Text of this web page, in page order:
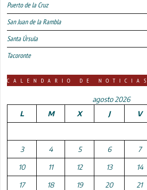
Puerto de la Cruz
San Juan de la Rambla
Santa Úrsula
Tacoronte
CALENDARIO DE NOTICIAS
agosto 2026
L
M X J V
3 4 5 6 7
10 11 12 13 14
17 18 19 20 21